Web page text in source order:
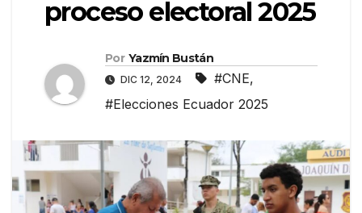
proceso electoral 2025
Por Yazmín Bustán
DIC 12, 2024 #CNE,
#Elecciones Ecuador 2025